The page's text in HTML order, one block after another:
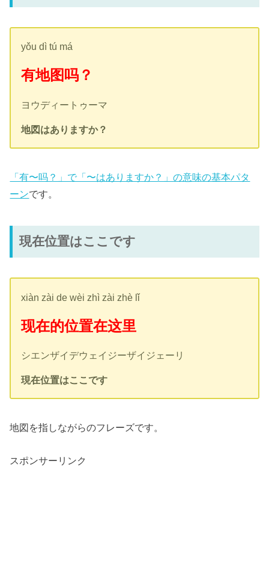
yǒu dì tú má
有地图吗？
ヨウディートゥーマ
地図はありますか？
「有〜吗？」で「〜はありますか？」の意味の基本パタ
ーンです。
現在位置はここです
xiàn zài de wèi zhì zài zhè lǐ
现在的位置在这里
シエンザイデウェイジーザイジェーリ
現在位置はここです
地図を指しながらのフレーズです。
スポンサーリンク